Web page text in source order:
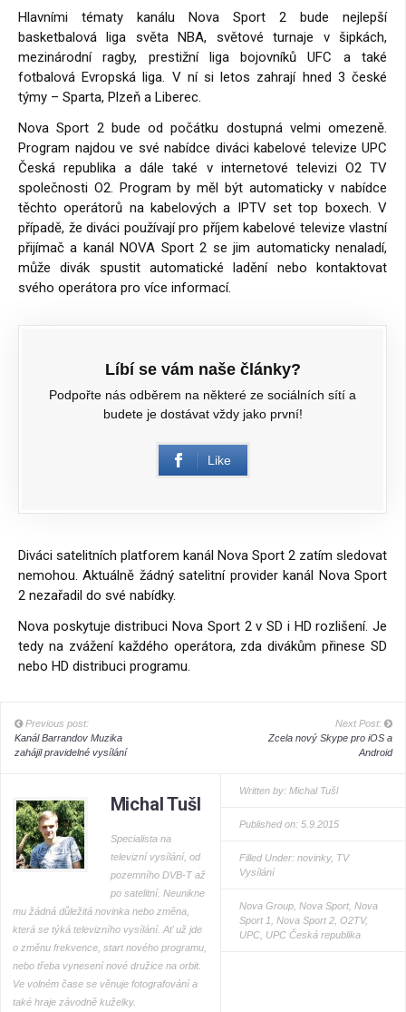
Hlavními tématy kanálu Nova Sport 2 bude nejlepší
basketbalová liga světa NBA, světové turnaje v šipkách,
mezinárodní ragby, prestižní liga bojovníků UFC a také
fotbalová Evropská liga. V ní si letos zahrají hned 3 české
týmy – Sparta, Plzeň a Liberec.
Nova Sport 2 bude od počátku dostupná velmi omezeně.
Program najdou ve své nabídce diváci kabelové televize UPC
Česká republika a dále také v internetové televizi O2 TV
společnosti O2. Program by měl být automaticky v nabídce
těchto operátorů na kabelových a IPTV set top boxech. V
případě, že diváci používají pro příjem kabelové televize vlastní
přijímač a kanál NOVA Sport 2 se jim automaticky nenaladí,
může divák spustit automatické ladění nebo kontaktovat
svého operátora pro více informací.
Líbí se vám naše články?
Podpořte nás odběrem na některé ze sociálních sítí a
budete je dostávat vždy jako první!
Like
Diváci satelitních platforem kanál Nova Sport 2 zatím sledovat
nemohou. Aktuálně žádný satelitní provider kanál Nova Sport
2 nezařadil do své nabídky.
Nova poskytuje distribuci Nova Sport 2 v SD i HD rozlišení. Je
tedy na zvážení každého operátora, zda divákům přinese SD
nebo HD distribuci programu.
Previous post:
Kanál Barrandov Muzika
zahájil pravidelné vysílání
Next Post:
Zcela nový Skype pro iOS a
Android
Michal Tušl
Specialista na
televizní vysílání, od
pozemního DVB-T až
po satelitní. Neunikne
mu žádná důležitá novinka nebo změna,
která se týká televizního vysílání. Ať už jde
o změnu frekvence, start nového programu,
nebo třeba vynesení nové družice na orbit.
Ve volném čase se věnuje fotografování a
také hraje závodně kuželky.
Written by: Michal Tušl
Published on: 5.9.2015
Filled Under: novinky, TV
Vysílání
Nova Group, Nova Sport, Nova
Sport 1 Nova Sport 2, O2TV,
UPC, UPC Česká republika